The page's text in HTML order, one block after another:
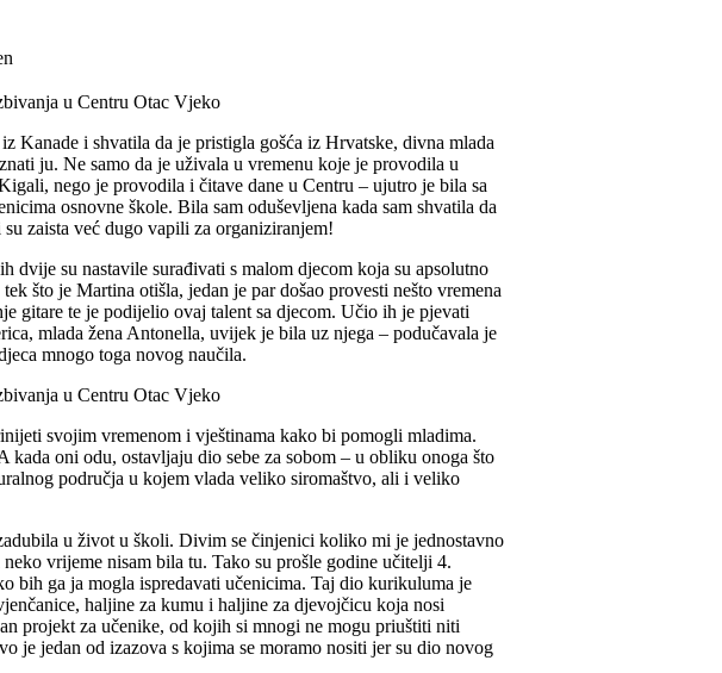
Kanade i shvatila da je pristigla gošća iz Hrvatske, divna mlada
ju. Ne samo da je uživala u vremenu koje je provodila u
nego je provodila i čitave dane u Centru – ujutro je bila sa
osnovne škole. Bila sam oduševljena kada sam shvatila da
zaista već dugo vapili za organiziranjem!
dvije su nastavile surađivati s malom djecom koja su apsolutno
što je Martina otišla, jedan je par došao provesti nešto vremena
gitare te je podijelio ovaj talent sa djecom. Učio ih je pjevati
mlada žena Antonella, uvijek je bila uz njega – podučavala je
mnogo toga novog naučila.
svojim vremenom i vještinama kako bi pomogli mladima.
kada oni odu, ostavljaju dio sebe za sobom – u obliku onoga što
područja u kojem vlada veliko siromaštvo, ali i veliko
u život u školi. Divim se činjenici koliko mi je jednostavno
vrijeme nisam bila tu. Tako su prošle godine učitelji 4.
bih ga ja mogla ispredavati učenicima. Taj dio kurikuluma je
haljine za kumu i haljine za djevojčicu koja nosi
projekt za učenike, od kojih si mnogi ne mogu priuštiti niti
je jedan od izazova s kojima se moramo nositi jer su dio novog